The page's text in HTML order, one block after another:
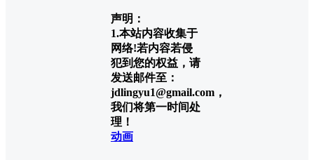
声明：
1.本站内容收集于
网络!若内容若侵
犯到您的权益，请
发送邮件至：
jdlingyu1@gmail.com，
我们将第一时间处
理！
动画